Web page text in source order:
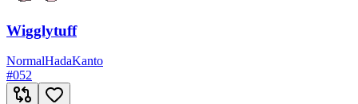
Wigglytuff
NormalHadaKanto
#052